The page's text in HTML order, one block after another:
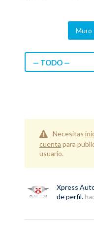
Muro
— TODO —
Necesitas
cuenta para
usuario.
Xpress
de perfil.